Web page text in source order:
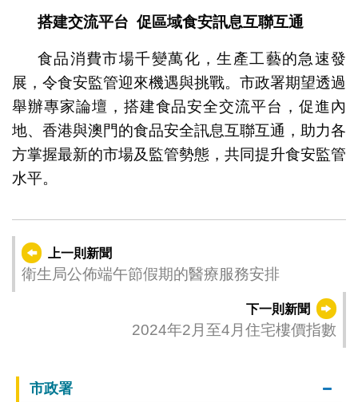
搭建交流平台 促區域食安訊息互聯互通
食品消費市場千變萬化，生產工藝的急速發
展，令食安監管迎來機遇與挑戰。市政署期望透過
舉辦專家論壇，搭建食品安全交流平台，促進內
地、香港與澳門的食品安全訊息互聯互通，助力各
方掌握最新的市場及監管勢態，共同提升食安監管
水平。
上一則新聞
衛生局公佈端午節假期的醫療服務安排
下一則新聞
2024年2月至4月住宅樓價指數
市政署